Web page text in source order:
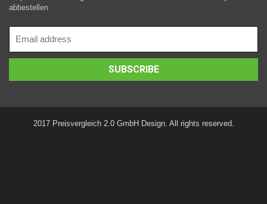
abbestellen
2017 Preisvergleich 2.0 GmbH Design. All rights reserved.